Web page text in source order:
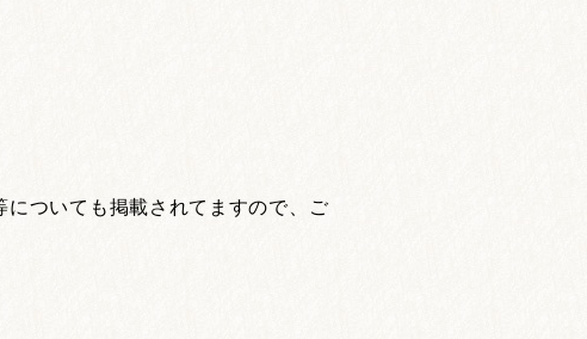
ついても掲載されてますので、ご